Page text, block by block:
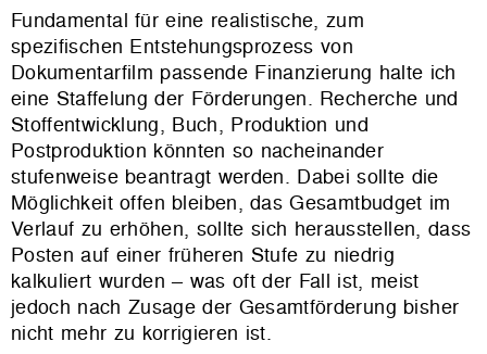
Fundamental für eine realistische, zum
spezifischen Entstehungsprozess von
Dokumentarfilm passende Finanzierung halte ich
eine Staffelung der Förderungen. Recherche und
Stoffentwicklung, Buch, Produktion und
Postproduktion könnten so nacheinander
stufenweise beantragt werden. Dabei sollte die
Möglichkeit offen bleiben, das Gesamtbudget im
Verlauf zu erhöhen, sollte sich herausstellen, dass
Posten auf einer früheren Stufe zu niedrig
kalkuliert wurden – was oft der Fall ist, meist
jedoch nach Zusage der Gesamtförderung bisher
nicht mehr zu korrigieren ist.